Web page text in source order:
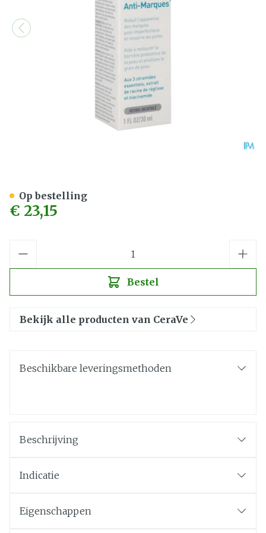
€ 23,15
Bestel
Op bestelling
Bekijk alle producten van CeraVe
Beschikbare leveringsmethoden
Beschrijving
Indicatie
Eigenschappen